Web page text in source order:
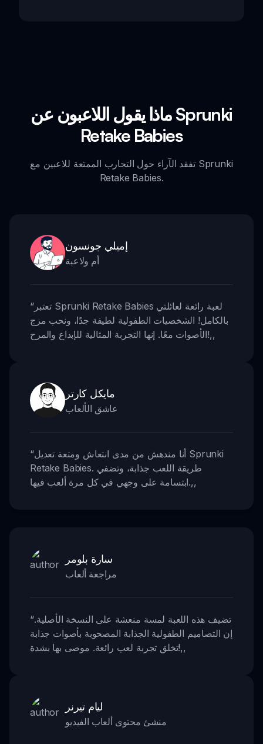
ماذا يقول اللاعبون عن Sprunki
Retake Babies
تفقد الآراء حول التجارب الممتعة للاعبين مع Sprunki
Retake Babies.
إميلي جونسون
أم ولاعبة
“تعتبر Sprunki Retake Babies لعبة رائعة لعائلتي
بالكامل! الشخصيات الطفولية لطيفة جدًا، ونحب مزج
الأصوات معًا. إنها التجربة المثالية للإبداع والمرح!,,
مايكل كارتر
عاشق الألعاب
“أنا مندهش من مدى انتعاش ومتعة تعديل Sprunki
Retake Babies. طريقة اللعب جذابة، وتضفي
ابتسامة على وجهي في كل مرة ألعب فيها.,,
سارة بلومر
مراجعة ألعاب
“تضيف هذه اللعبة لمسة منعشة على النسخة الأصلية.
إن التصاميم الطفولية الجذابة المصحوبة بأصوات جذابة
تخلق تجربة لعب رائعة. موصى بها بشدة!,,
ليام تيرنر
منشئ محتوى ألعاب الفيديو